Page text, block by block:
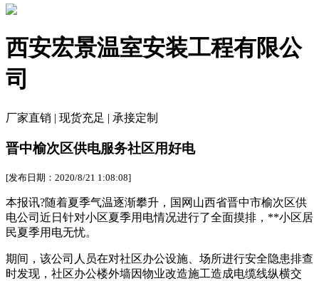
西安宏景温室安装工程有限公
司
厂家直销 | 现货充足 | 承接定制
晋中榆次区供电服务社区用好电
[发布日期：2020/8/21 1:08:08]
本报讯?随着夏季气温逐渐攀升，国网山西省晋中市榆次区供
电公司近日针对小区夏季用电情况进行了全面摸排，**小区居
民夏季用电无忧。
期间，该公司人员在对社区办公设施、场所进行安全隐患排查
时发现，社区办公楼外墙因物业改造施工造成电缆线纵横交